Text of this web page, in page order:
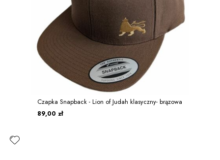
Czapka Snapback - Lion of Judah klasyczny- brązowa
89,00 zł